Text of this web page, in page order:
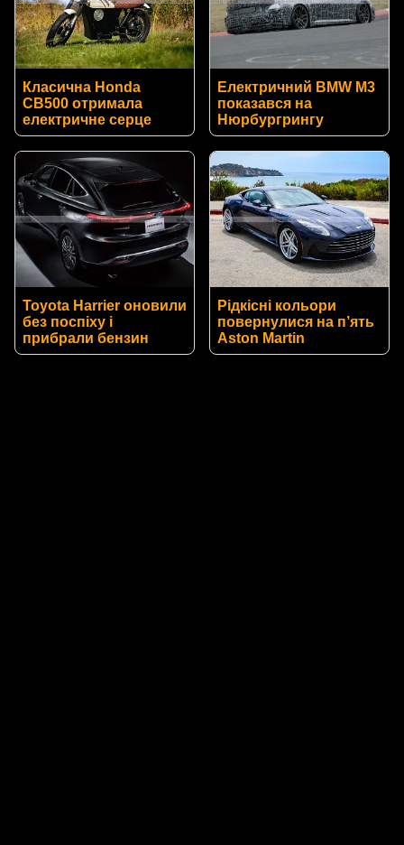
Класична Honda
CB500 отримала
електричне серце
Електричний BMW M3
показався на
Нюрбургрингу
Toyota Harrier оновили
без поспіху і
прибрали бензин
Рідкісні кольори
повернулися на п’ять
Aston Martin